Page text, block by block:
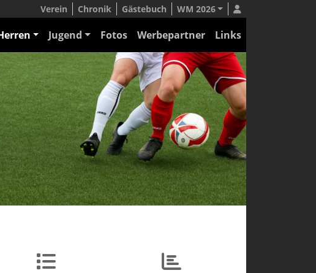
Verein Chronik Gästebuch WM 2026
Jugend Fotos Werbepartner Links